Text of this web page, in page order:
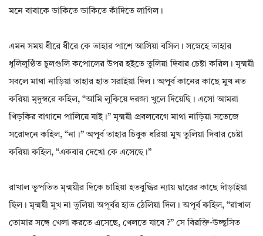
মনে বাবাকে ডাকিতে ডাকিতে কাঁদিতে লাগিল।
এমন সময় ধীরে ধীরে কে তাহার পাশে আসিয়া বসিল। সস্নেহে তাহার
ধূলিলুণ্ঠিত চুলগুলি কপোলের উপর হইতে তুলিয়া দিবার চেষ্টা করিল। মৃন্ময়ী
সবলে মাথা নাড়িয়া তাহার হাত সরাইয়া দিল। অপূর্ব কানের কাছে মুখ নত
করিয়া মৃদুস্বরে কহিল, “আমি লুকিয়ে দরজা খুলে দিয়েছি। এসো আমরা
খিড়কির বাগানে পালিয়ে যাই।” মৃন্ময়ী প্রবলবেগে মাথা নাড়িয়া সতেজে
সরোদনে কহিল, “না।” অপূর্ব তাহার চিবুক ধরিয়া মুখ তুলিয়া দিবার চেষ্টা
করিয়া কহিল, “একবার দেখো কে এসেছে।”
রাখাল ভূপতিত মৃন্ময়ীর দিকে চাহিয়া হতবুদ্ধির ন্যায় দ্বারের কাছে দাঁড়াইয়া
ছিল। মৃন্ময়ী মুখ না তুলিয়া অপূর্বর হাত ঠেলিয়া দিল। অপূর্ব কহিল, “রাখাল
তোমার সঙ্গে খেলা করতে এসেছে, খেলতে যাবে ?” সে বিরক্তি-উচ্ছ্বসিত